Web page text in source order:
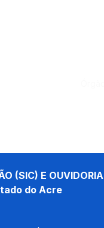
(SIC) E OUVIDORIA
do Acre